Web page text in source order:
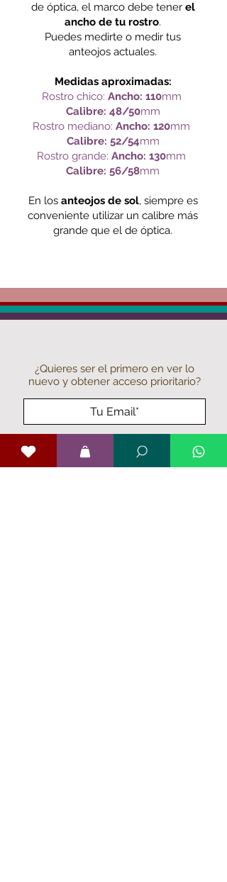
de óptica, el marco debe tener el
ancho de tu rostro.
Puedes medirte o medir tus
anteojos actuales.
Medidas aproximadas:
Rostro chico: Ancho: 110mm
Calibre: 48/50mm
Rostro mediano: Ancho: 120mm
Calibre: 52/54mm
Rostro grande: Ancho: 130mm
Calibre: 56/58mm
En los anteojos de sol, siempre es
conveniente utilizar un calibre más
grande que el de óptica.
¿Quieres ser el primero en ver lo
nuevo y obtener acceso prioritario?
¡Sí, quiero!